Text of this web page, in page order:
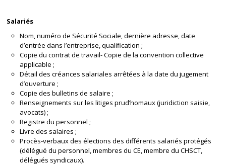
Salariés
Nom, numéro de Sécurité Sociale, dernière adresse, date
d’entrée dans l’entreprise, qualification ;
Copie du contrat de travail- Copie de la convention collective
applicable ;
Détail des créances salariales arrêtées à la date du jugement
d’ouverture ;
Copie des bulletins de salaire ;
Renseignements sur les litiges prud’homaux (juridiction saisie,
avocats) ;
Registre du personnel ;
Livre des salaires ;
Procès-verbaux des élections des différents salariés protégés
(délégué du personnel, membres du CE, membre du CHSCT,
délégués syndicaux).